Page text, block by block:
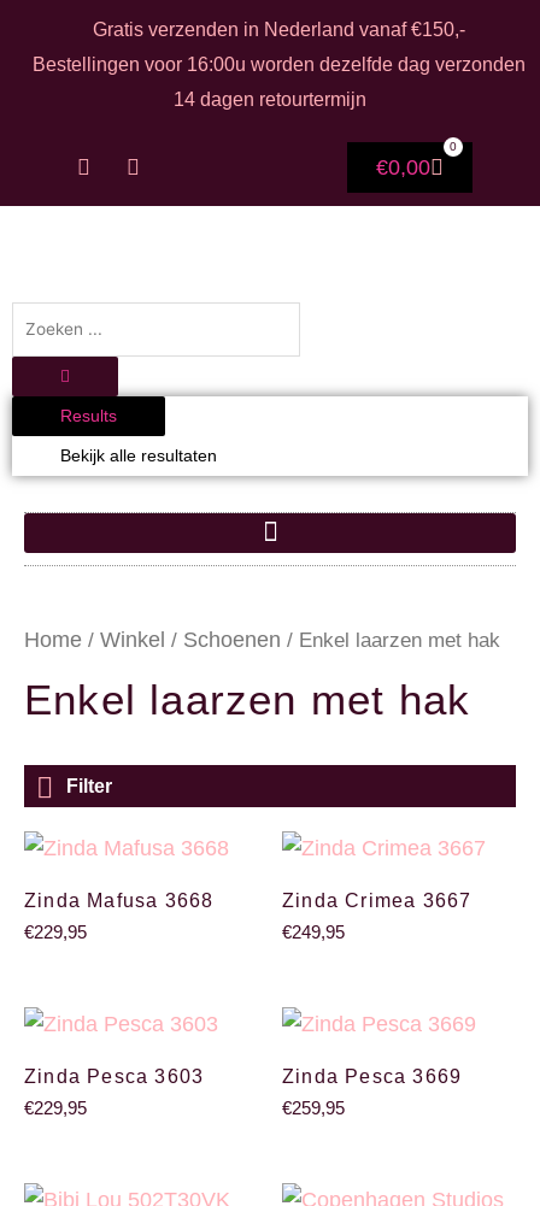
Ga naar de inhoud
Gratis verzenden in Nederland vanaf €150,-
Bestellingen voor 16:00u worden dezelfde dag verzonden
14 dagen retourtermijn
F
a
k
-
f
I
n
a
€0,00
0
Search ...
Results
Bekijk alle resultaten
Home / Winkel / Schoenen / Enkel laarzen met hak
Enkel laarzen met hak
Filter
Zinda Mafusa 3668
€229,95
Zinda Crimea 3667
€249,95
Zinda Pesca 3603
€229,95
Zinda Pesca 3669
€259,95